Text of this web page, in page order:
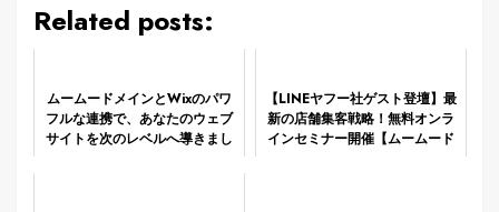
Related posts:
ムームードメインとWixのパワ
フルな連携で、あなたのウェブ
サイトを次のレベルへ導きまし
【LINEヤフー社ゲスト登壇】最
新の店舗集客戦略！無料オンラ
インセミナー開催【ムームード